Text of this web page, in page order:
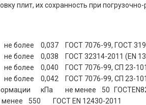
плит, их сохранность при
не более 0,037
ГОСТ 7076-99, ГОСТ
не более 0,038
ГОСТ 32314-2011 (EN
не более 0,040
ГОСТ 7076-99, СП 23-
не более 0,042
ГОСТ 7076-99, СП 23-
кПа не менее 50
менее 550
ГОСТ EN 12430-2011